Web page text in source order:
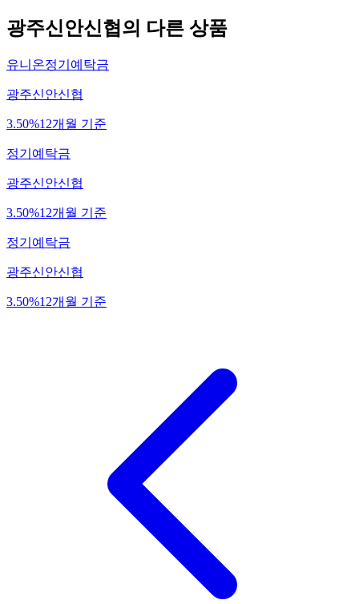
광주신안신협의 다른 상품
유니온정기예탁금
광주신안신협
3.50%12개월 기준
정기예탁금
광주신안신협
3.50%12개월 기준
정기예탁금
광주신안신협
3.50%12개월 기준